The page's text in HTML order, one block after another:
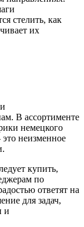
стелить, как
их
В ассортименте
немецкого
это неизменное
купить,
по
ответят на
для задач,
и